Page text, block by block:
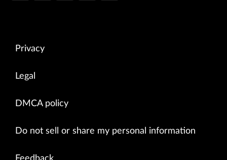
Privacy
Legal
DMCA policy
Do not sell or share my personal information